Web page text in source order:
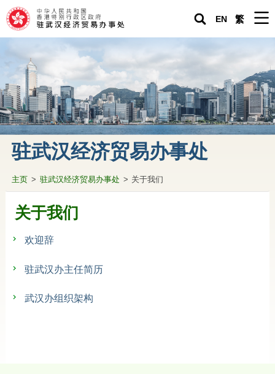
EN 繁
驻武汉经济贸易办事处
紧急求助
关于香港
生活在内地
营商投资在内地
专题资料
驻武汉办通讯
驻武汉经济贸易办事处
主页 > 驻武汉经济贸易办事处 > 关于我们
关于我们
欢迎辞
驻武汉办主任简历
武汉办组织架构